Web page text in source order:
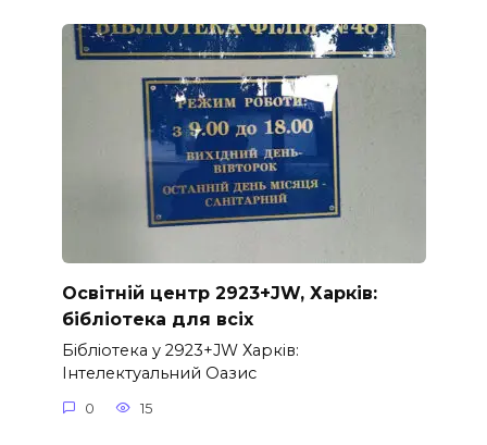
Освітній центр 2923+JW, Харків:
бібліотека для всіх
Бібліотека у 2923+JW Харків:
Інтелектуальний Оазис
0 15